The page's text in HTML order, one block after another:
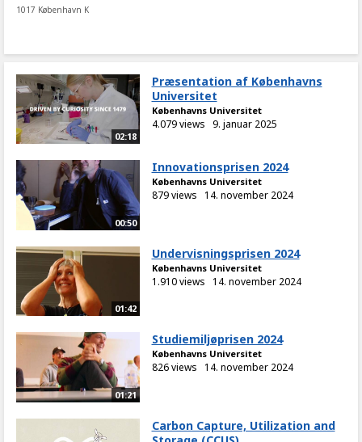
1017 København K
02:18
Præsentation af Københavns
Universitet
Københavns Universitet
4.079 views 9. januar 2025
00:50
Innovationsprisen 2024
Københavns Universitet
879 views 14. november 2024
01:42
Undervisningsprisen 2024
Københavns Universitet
1.910 views 14. november 2024
01:21
Studiemiljøprisen 2024
Københavns Universitet
826 views 14. november 2024
Carbon Capture, Utilization and